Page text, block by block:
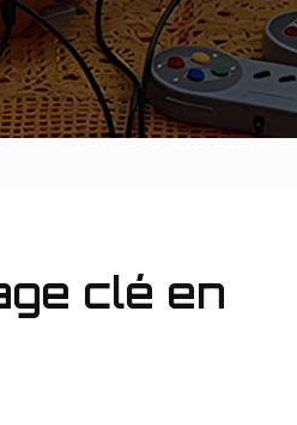
clé en